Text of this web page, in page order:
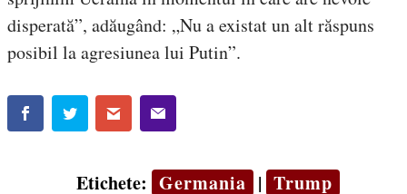
disperată”, adăugând: „Nu a existat un alt răspuns
posibil la agresiunea lui Putin”.
Etichete: Germania | Trump